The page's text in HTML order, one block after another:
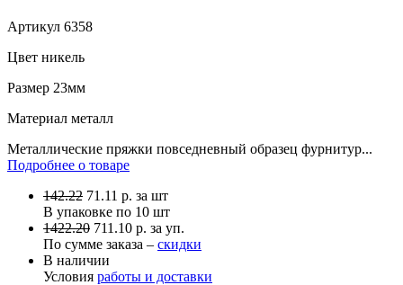
Артикул 6358
Цвет никель
Размер 23мм
Материал металл
Металлические пряжки повседневный образец фурнитур...
Подробнее о товаре
142.22 71.11 р. за шт
В упаковке по 10 шт
1422.20 711.10 р. за уп.
По сумме заказа – скидки
В наличии
Условия работы и доставки